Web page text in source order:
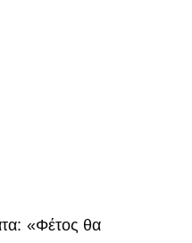
«Φέτος θα